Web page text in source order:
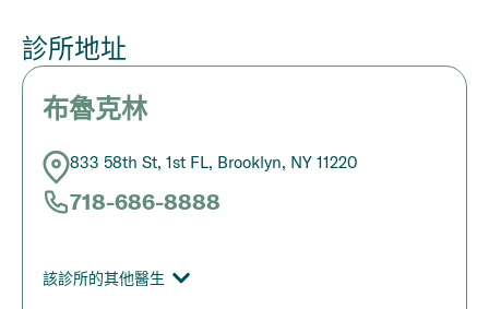
診所地址
布魯克林
833 58th St, 1st FL, Brooklyn, NY 11220
718-686-8888
該診所的其他醫生